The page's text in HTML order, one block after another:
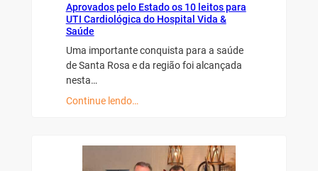
Aprovados pelo Estado os 10 leitos para
UTI Cardiológica do Hospital Vida &
Saúde
Uma importante conquista para a saúde
de Santa Rosa e da região foi alcançada
nesta…
Continue lendo…